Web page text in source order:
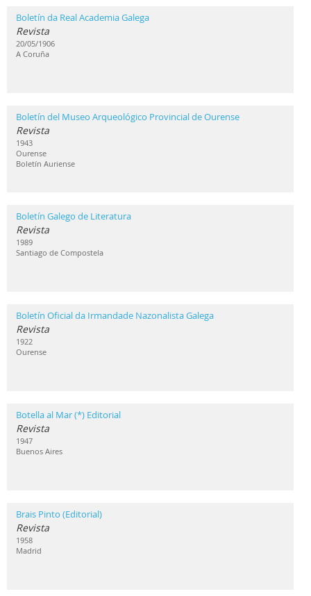
Boletín da Real Academia Galega
Revista
20/05/1906
A Coruña
Boletín del Museo Arqueológico Provincial de Ourense
Revista
1943
Ourense
Boletín Auriense
Boletín Galego de Literatura
Revista
1989
Santiago de Compostela
Boletín Oficial da Irmandade Nazonalista Galega
Revista
1922
Ourense
Botella al Mar (*) Editorial
Revista
1947
Buenos Aires
Brais Pinto (Editorial)
Revista
1958
Madrid